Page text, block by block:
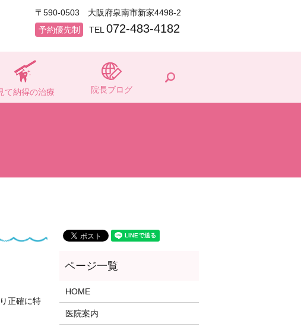
〒590-0503 大阪府泉南市新家4498-2
予約優先制
TEL072-483-4182
て納得の治療 院長ブログ
正確に特
HOME
医院案内